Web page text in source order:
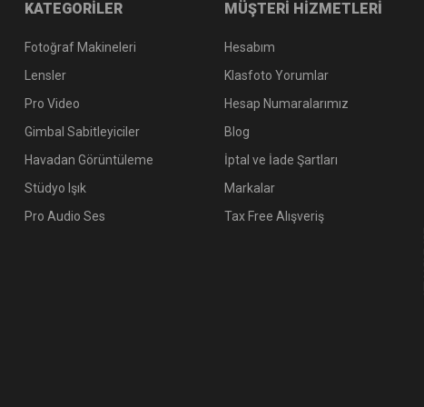
KATEGORİLER
Fotoğraf Makineleri
Lensler
Pro Video
Gimbal Sabitleyiciler
Havadan Görüntüleme
Stüdyo Işık
Pro Audio Ses
MÜŞTERİ HİZMETLERİ
Hesabım
Klasfoto Yorumlar
Hesap Numaralarımız
Blog
İptal ve İade Şartları
Markalar
Tax Free Alışveriş